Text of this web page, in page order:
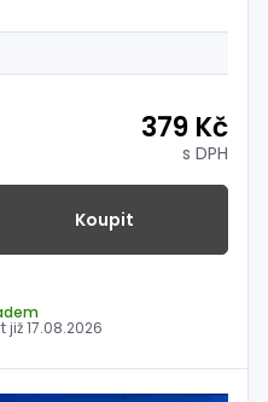
379 Kč
s DPH
Koupit
již17.08.2026